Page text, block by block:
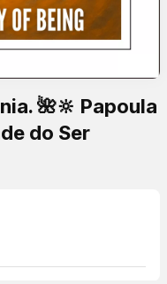
🌺🔆 Papoula
do Ser